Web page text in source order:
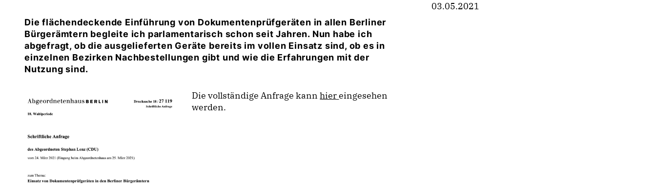
Die flächendeckende Einführung von Dokumentenprüfgeräten in allen Berliner
Bürgerämtern begleite ich parlamentarisch schon seit Jahren. Nun habe ich
abgefragt, ob die ausgelieferten Geräte bereits im vollen Einsatz sind, ob es in
einzelnen Bezirken Nachbestellungen gibt und wie die Erfahrungen mit der
Nutzung sind.
Die vollständige Anfrage kannhiereingesehen
werden.
03.05.2021